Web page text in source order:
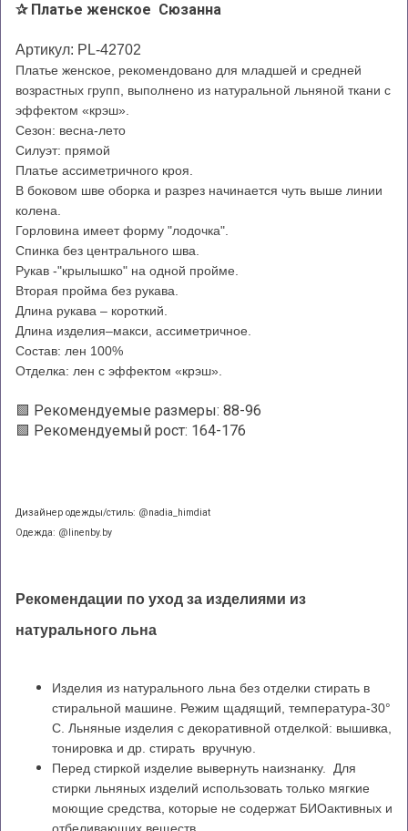
✰ Платье женское Сюзанна
Артикул: PL-42702
Платье женское, рекомендовано для младшей и средней
возрастных групп, выполнено из натуральной льняной ткани с
эффектом «крэш».
Сезон: весна-лето
Силуэт: прямой
Платье ассиметричного кроя.
В боковом шве оборка и разрез начинается чуть выше линии
колена.
Горловина имеет форму "лодочка".
Спинка без центрального шва.
Рукав -"крылышко" на одной пройме.
Вторая пройма без рукава.
Длина рукава – короткий.
Длина изделия–макси, ассиметричное.
Состав: лен 100%
Отделка: лен с эффектом «крэш».
🟩 Рекомендуемые размеры: 88-96
🟩 Рекомендуемый рост: 164-176
Дизайнер одежды/стиль: @nadia_himdiat
Одежда: @linenby.by
Рекомендации по уход за изделиями из
натурального льна
Изделия из натурального льна без отделки стирать в
стиральной машине. Режим щадящий, температура-30°
С. Льняные изделия с декоративной отделкой: вышивка,
тонировка и др. стирать вручную.
Перед стиркой изделие вывернуть наизнанку. Для
стирки льняных изделий использовать только мягкие
моющие средства, которые не содержат БИОактивных и